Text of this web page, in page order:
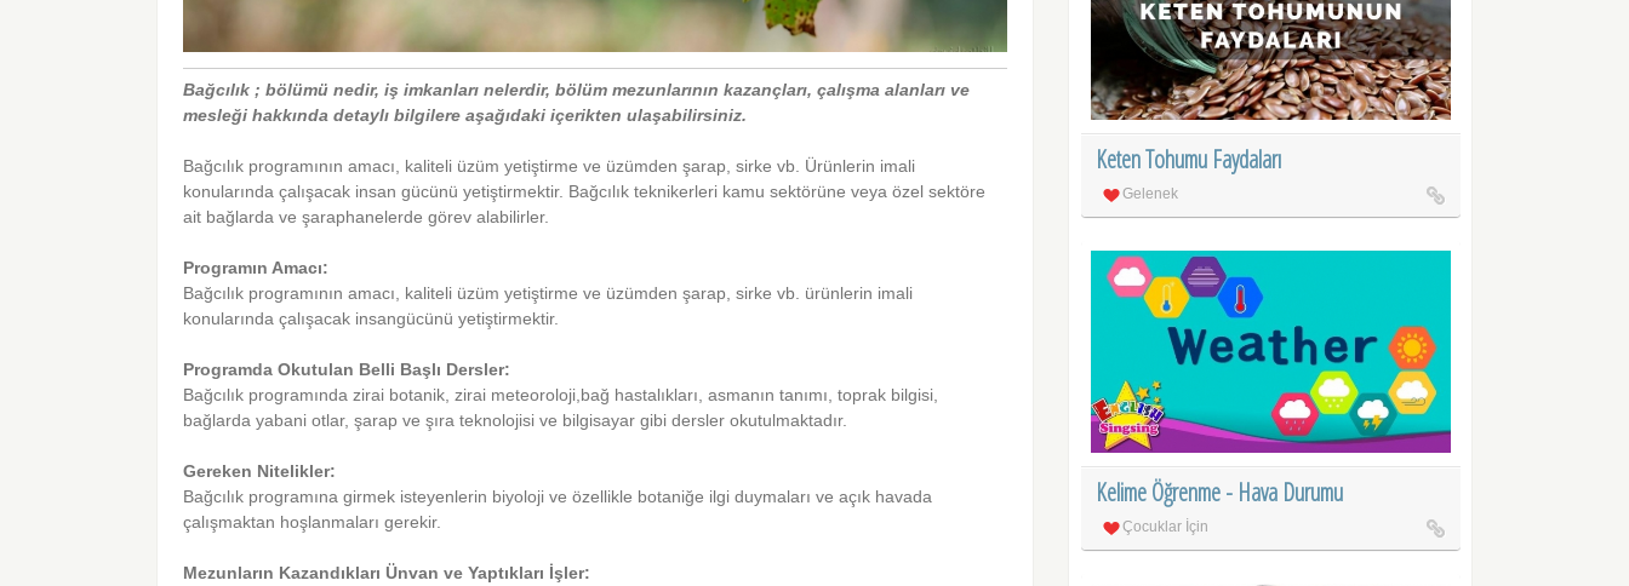
Bağcılık ; bölümü nedir, iş imkanları nelerdir, bölüm mezunlarının kazançları, çalışma alanları ve
mesleği hakkında detaylı bilgilere aşağıdaki içerikten ulaşabilirsiniz.
Bağcılık programının amacı, kaliteli üzüm yetiştirme ve üzümden şarap, sirke vb. Ürünlerin imali
konularında çalışacak insan gücünü yetiştirmektir. Bağcılık teknikerleri kamu sektörüne veya özel sektöre
ait bağlarda ve şaraphanelerde görev alabilirler.
Programın Amacı:
Bağcılık programının amacı, kaliteli üzüm yetiştirme ve üzümden şarap, sirke vb. ürünlerin imali
konularında çalışacak insangücünü yetiştirmektir.
Programda Okutulan Belli Başlı Dersler:
Bağcılık programında zirai botanik, zirai meteoroloji,bağ hastalıkları, asmanın tanımı, toprak bilgisi,
bağlarda yabani otlar, şarap ve şıra teknolojisi ve bilgisayar gibi dersler okutulmaktadır.
Gereken Nitelikler:
Bağcılık programına girmek isteyenlerin biyoloji ve özellikle botaniğe ilgi duymaları ve açık havada
çalışmaktan hoşlanmaları gerekir.
Mezunların Kazandıkları Ünvan ve Yaptıkları İşler:
Keten Tohumu Faydaları
Gelenek
Kelime Öğrenme - Hava Durumu
Çocuklar İçin